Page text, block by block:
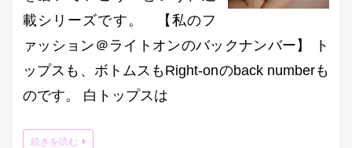
載シリーズです。 【私のフ
ァッション＠ライトオンのバックナンバー】 ト
ップスも、ボトムスもRight-onのback numberも
のです。 白トップスは
続きを読む